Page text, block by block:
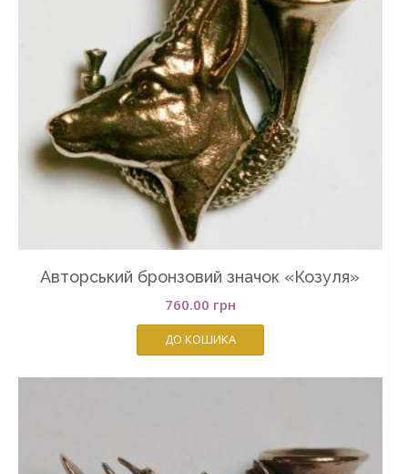
Авторський бронзовий значок «Козуля»
760.00 грн
ДО КОШИКА